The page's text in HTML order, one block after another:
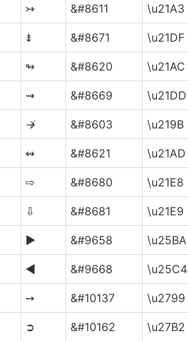
↣ &#8611 \u21A3
⇟ &#8671 \u21DF
↬ &#8620 \u21AC
⇝ &#8669 \u21DD
↛ &#8603 \u219B
↭ &#8621 \u21AD
⇨ &#8680 \u21E8
⇩ &#8681 \u21E9
► &#9658 \u25BA
◄ &#9668 \u25C4
➙ &#10137 \u2799
➲ &#10162 \u27B2